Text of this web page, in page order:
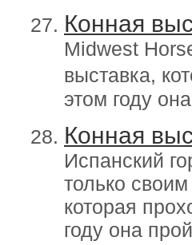
Конная
Midwest
выставка,
этом году
Конная
Испанский
только
которая
году она